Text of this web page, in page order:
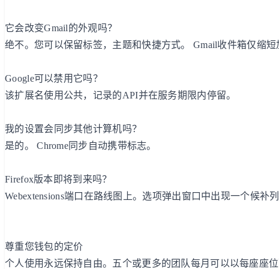
它会改变Gmail的外观吗？
绝不。您可以保留标签，主题和快捷方式。 Gmail收件箱仅缩短
Google可以禁用它吗？
该扩展名使用公共，记录的API并在服务期限内停留。
我的设置会同步其他计算机吗？
是的。 Chrome同步自动携带标志。
Firefox版本即将到来吗？
Webextensions端口在路线图上。选项弹出窗口中出现一个候补列
尊重您钱包的定价
个人使用永远保持自由。五个或更多的团队每月可以以每座座